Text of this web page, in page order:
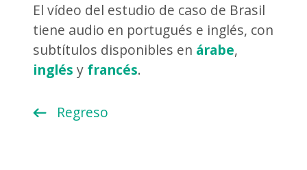
El vídeo del estudio de caso de Brasil
tiene audio en portugués e inglés, con
subtítulos disponibles en árabe,
inglés y francés.
Regreso